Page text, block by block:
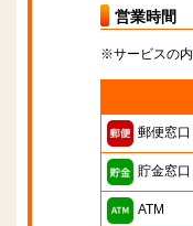
営業時間
※サービスの内
郵便窓口
貯金窓口
ATM